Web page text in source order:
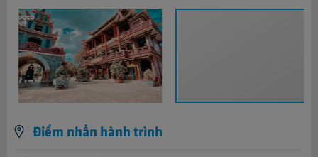
Điểm nhấn hành trình